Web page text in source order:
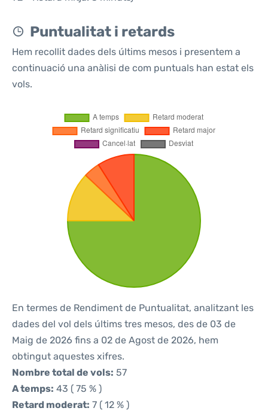
Puntualitat i retards
Hem recollit dades dels últims mesos i presentem a
continuació una anàlisi de com puntuals han estat els
vols.
En termes de Rendiment de Puntualitat, analitzant les
dades del vol dels últims tres mesos, des de 03 de
Maig de 2026 fins a 02 de Agost de 2026, hem
obtingut aquestes xifres.
Nombre total de vols: 57
A temps: 43 ( 75 % )
Retard moderat: 7 ( 12 % )